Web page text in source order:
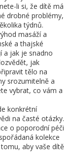
li si, že dítě má
drobné problémy,
týdnů.
masáží a
a thajské
a jak je snadno
jak
tělo na
srozumitelně a
vybrat, co vám a
konkrétní
na časté otázky.
o poporodní péči
kolekce
aby vaše dítě